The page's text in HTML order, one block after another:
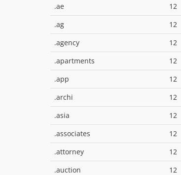
.ae 12
.ag 12
.agency 12
.apartments 12
.app 12
.archi 12
.asia 12
.associates 12
.attorney 12
.auction 12